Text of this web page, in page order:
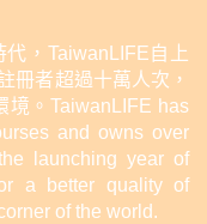
，TaiwanLIFE自上
冊者超過十萬人次，
。TaiwanLIFE has
and owns over
launching year of
a better quality of
of the world.